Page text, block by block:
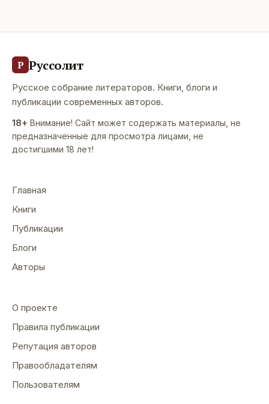
Р Руссолит
Русское собрание литераторов. Книги, блоги и
публикации современных авторов.
18+ Внимание! Сайт может содержать материалы, не
предназначенные для просмотра лицами, не
достигшими 18 лет!
Главная
Книги
Публикации
Блоги
Авторы
О проекте
Правила публикации
Репутация авторов
Правообладателям
Пользователям